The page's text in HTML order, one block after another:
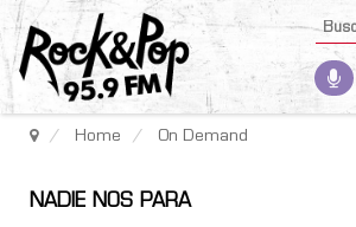
Home On Demand
NADIE NOS PARA